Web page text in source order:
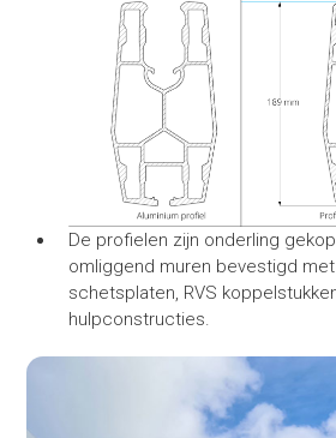
De profielen zijn onderling
omliggend muren bevestigd met
schetsplaten, RVS
hulpconstructies.